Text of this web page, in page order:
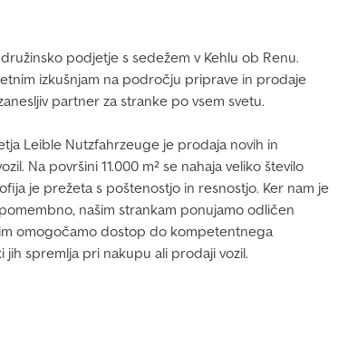
podjetje s sedežem v Kehlu ob Renu.
izkušnjam na področju priprave in prodaje
partner za stranke po vsem svetu.
Leible Nutzfahrzeuge je prodaja novih in
Na površini 11.000 m² se nahaja veliko število
je prežeta s poštenostjo in resnostjo. Ker nam je
našim strankam ponujamo odličen
omogočamo dostop do kompetentnega
spremlja pri nakupu ali prodaji vozil.